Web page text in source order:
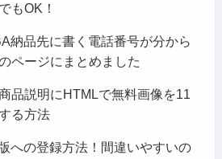
もOK！
納品先に書く電話番号が分から
ページにまとめました
品説明にHTMLで無料画像を11
る方法
への登録方法！間違いやすいの